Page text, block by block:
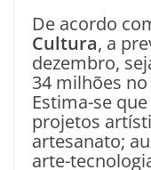
De acordo
Cultura, a
dezembro,
34 milhões
Estima-se
projetos
artesanato;
arte-